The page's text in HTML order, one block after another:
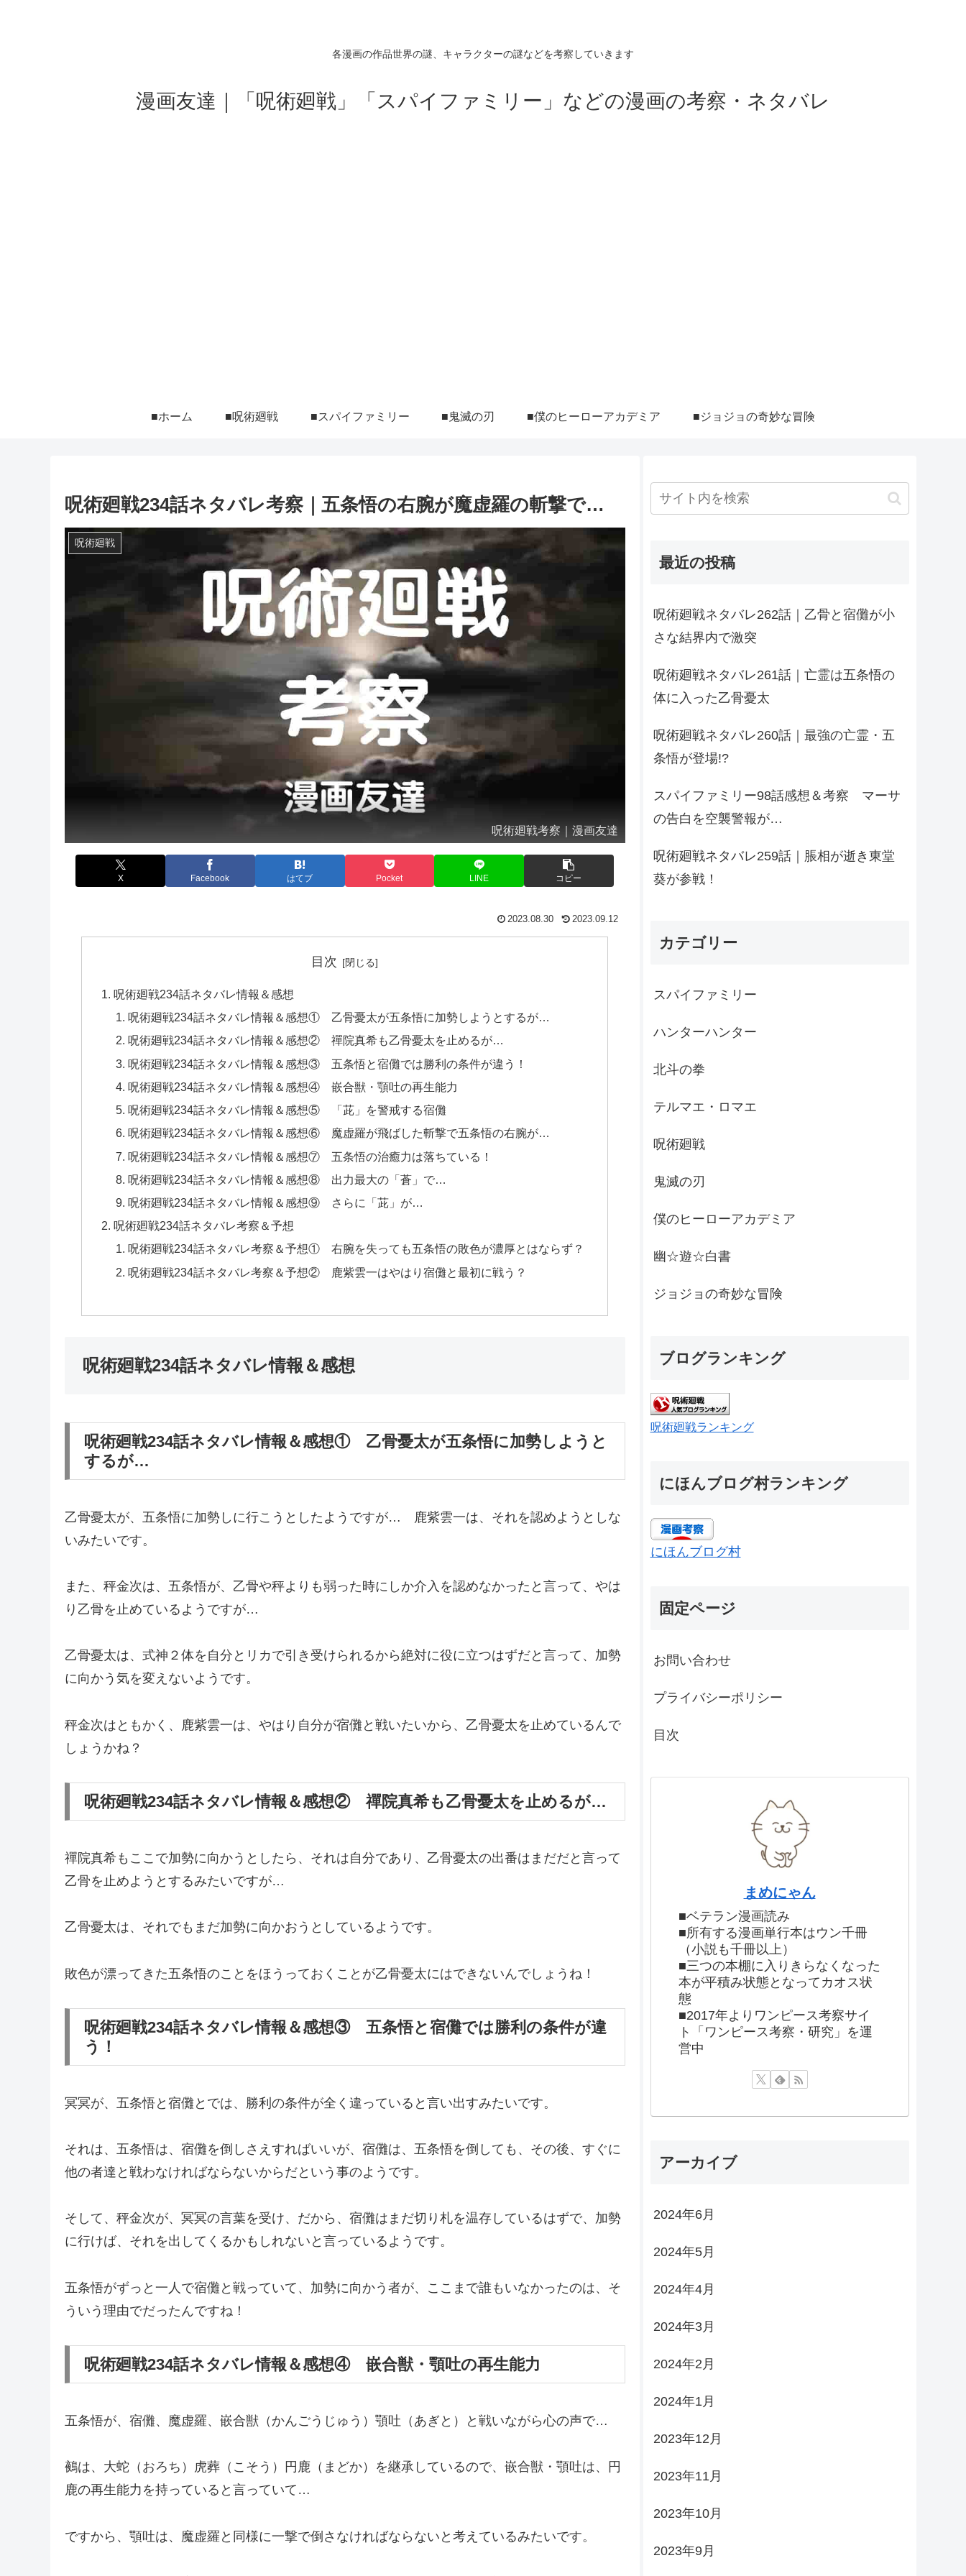
各漫画の作品世界の謎、キャラクターの謎などを考察していきます
漫画友達｜「呪術廻戦」「スパイファミリー」などの漫画の考察・ネタバレ
■ホーム ■呪術廻戦 ■スパイファミリー ■鬼滅の刃 ■僕のヒーローアカデミア ■ジョジョの奇妙な冒険
呪術廻戦234話ネタバレ考察｜五条悟の右腕が魔虚羅の斬撃で…
呪術廻戦
呪術廻戦考察｜漫画友達
X Facebook はてブ Pocket LINE コピー
2023.08.30 2023.09.12
目次
呪術廻戦234話ネタバレ情報＆感想
呪術廻戦234話ネタバレ情報＆感想① 乙骨憂太が五条悟に加勢しようとするが…
呪術廻戦234話ネタバレ情報＆感想② 禪院真希も乙骨憂太を止めるが…
呪術廻戦234話ネタバレ情報＆感想③ 五条悟と宿儺では勝利の条件が違う！
呪術廻戦234話ネタバレ情報＆感想④ 嵌合獣・顎吐の再生能力
呪術廻戦234話ネタバレ情報＆感想⑤ 「茈」を警戒する宿儺
呪術廻戦234話ネタバレ情報＆感想⑥ 魔虚羅が飛ばした斬撃で五条悟の右腕が…
呪術廻戦234話ネタバレ情報＆感想⑦ 五条悟の治癒力は落ちている！
呪術廻戦234話ネタバレ情報＆感想⑧ 出力最大の「蒼」で…
呪術廻戦234話ネタバレ情報＆感想⑨ さらに「茈」が…
呪術廻戦234話ネタバレ考察＆予想
呪術廻戦234話ネタバレ考察＆予想① 右腕を失っても五条悟の敗色が濃厚とはならず？
呪術廻戦234話ネタバレ考察＆予想② 鹿紫雲一はやはり宿儺と最初に戦う？
呪術廻戦234話ネタバレ情報＆感想
呪術廻戦234話ネタバレ情報＆感想① 乙骨憂太が五条悟に加勢しようと
するが…
乙骨憂太が、五条悟に加勢しに行こうとしたようですが… 鹿紫雲一は、それを認めようとしな
いみたいです。
また、秤金次は、五条悟が、乙骨や秤よりも弱った時にしか介入を認めなかったと言って、やは
り乙骨を止めているようですが…
乙骨憂太は、式神２体を自分とリカで引き受けられるから絶対に役に立つはずだと言って、加勢
に向かう気を変えないようです。
秤金次はともかく、鹿紫雲一は、やはり自分が宿儺と戦いたいから、乙骨憂太を止めているんで
しょうかね？
呪術廻戦234話ネタバレ情報＆感想② 禪院真希も乙骨憂太を止めるが…
禪院真希もここで加勢に向かうとしたら、それは自分であり、乙骨憂太の出番はまだだと言って
乙骨を止めようとするみたいですが…
乙骨憂太は、それでもまだ加勢に向かおうとしているようです。
敗色が漂ってきた五条悟のことをほうっておくことが乙骨憂太にはできないんでしょうね！
呪術廻戦234話ネタバレ情報＆感想③ 五条悟と宿儺では勝利の条件が違
う！
冥冥が、五条悟と宿儺とでは、勝利の条件が全く違っていると言い出すみたいです。
それは、五条悟は、宿儺を倒しさえすればいいが、宿儺は、五条悟を倒しても、その後、すぐに
他の者達と戦わなければならないからだという事のようです。
そして、秤金次が、冥冥の言葉を受け、だから、宿儺はまだ切り札を温存しているはずで、加勢
に行けば、それを出してくるかもしれないと言っているようです。
五条悟がずっと一人で宿儺と戦っていて、加勢に向かう者が、ここまで誰もいなかったのは、そ
ういう理由でだったんですね！
呪術廻戦234話ネタバレ情報＆感想④ 嵌合獣・顎吐の再生能力
五条悟が、宿儺、魔虚羅、嵌合獣（かんごうじゅう）顎吐（あぎと）と戦いながら心の声で…
鵺は、大蛇（おろち）虎葬（こそう）円鹿（まどか）を継承しているので、嵌合獣・顎吐は、円
鹿の再生能力を持っていると言っていて…
ですから、顎吐は、魔虚羅と同様に一撃で倒さなければならないと考えているみたいです。
最近の投稿
呪術廻戦ネタバレ262話｜乙骨と宿儺が小
さな結界内で激突
呪術廻戦ネタバレ261話｜亡霊は五条悟の
体に入った乙骨憂太
呪術廻戦ネタバレ260話｜最強の亡霊・五
条悟が登場!?
スパイファミリー98話感想＆考察 マーサ
の告白を空襲警報が…
呪術廻戦ネタバレ259話｜脹相が逝き東堂
葵が参戦！
カテゴリー
スパイファミリー
ハンターハンター
北斗の拳
テルマエ・ロマエ
呪術廻戦
鬼滅の刃
僕のヒーローアカデミア
幽☆遊☆白書
ジョジョの奇妙な冒険
ブログランキング
呪術廻戦ランキング
にほんブログ村ランキング
にほんブログ村
固定ページ
お問い合わせ
プライバシーポリシー
目次
まめにゃん
■ベテラン漫画読み
■所有する漫画単行本はウン千冊
（小説も千冊以上）
■三つの本棚に入りきらなくなった
本が平積み状態となってカオス状
態
■2017年よりワンピース考察サイ
ト「ワンピース考察・研究」を運
営中
アーカイブ
2024年6月
2024年5月
2024年4月
2024年3月
2024年2月
2024年1月
2023年12月
2023年11月
2023年10月
2023年9月